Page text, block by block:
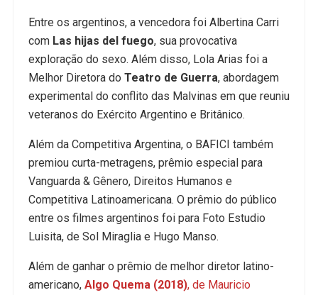
Entre os argentinos, a vencedora foi Albertina Carri
com Las hijas del fuego, sua provocativa
exploração do sexo. Além disso, Lola Arias foi a
Melhor Diretora do Teatro de Guerra, abordagem
experimental do conflito das Malvinas em que reuniu
veteranos do Exército Argentino e Britânico.
Além da Competitiva Argentina, o BAFICI também
premiou curta-metragens, prêmio especial para
Vanguarda & Gênero, Direitos Humanos e
Competitiva Latinoamericana. O prêmio do público
entre os filmes argentinos foi para Foto Estudio
Luisita, de Sol Miraglia e Hugo Manso.
Além de ganhar o prêmio de melhor diretor latino-
americano, Algo Quema (2018), de Mauricio